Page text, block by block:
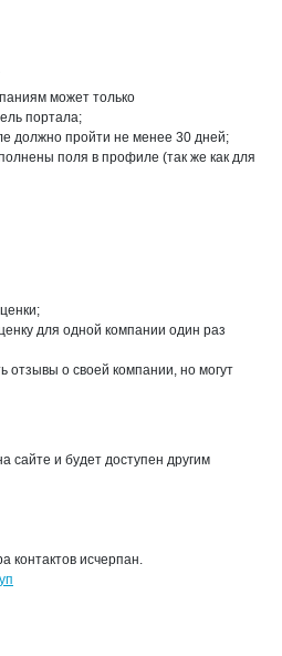
может только
портала;
должно пройти не менее 30 дней;
поля в профиле (так же как для
для одной компании один раз
отзывы о своей компании, но могут
сайте и будет доступен другим
контактов исчерпан.